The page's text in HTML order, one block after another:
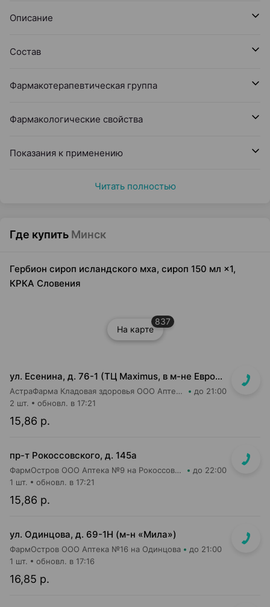
Описание
Состав
Фармакотерапевтическая группа
Фармакологические свойства
Показания к применению
Читать полностью
Где купить Минск
Гербион сироп исландского мха, сироп 150 мл ×1,
КРКА Словения
На карте
837
ул. Есенина, д. 76-1 (ТЦ Maximus, в м-не Евроопт Super)
АстраФарма Кладовая здоровья ООО Аптека №9 до 21:00
15,86 р.
2 шт. обновл. в 17:21
пр-т Рокоссовского, д. 145а
ФармОстров ООО Аптека №9 на Рокоссовского до 22:00
15,86 р.
1 шт. обновл. в 17:21
ул. Одинцова, д. 69-1Н (м-н «Мила»)
ФармОстров ООО Аптека №16 на Одинцова до 21:00
16,85 р.
1 шт. обновл. в 17:16